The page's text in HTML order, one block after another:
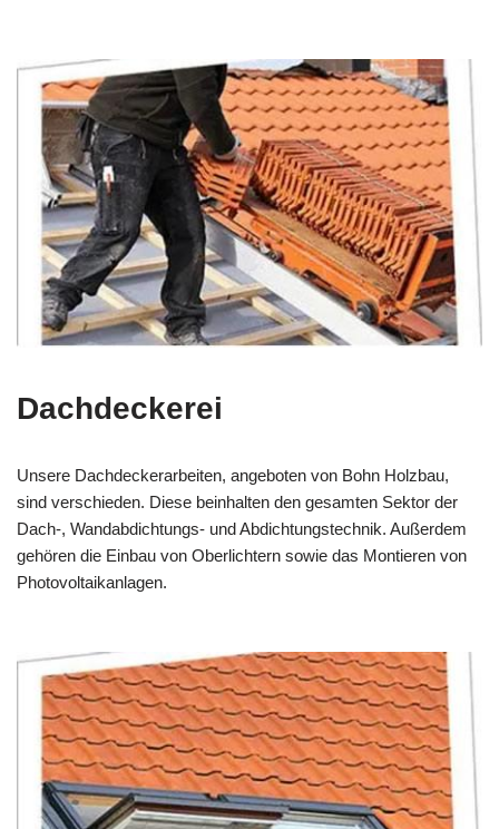
Dachdeckerei
Unsere Dachdeckerarbeiten, angeboten von Bohn Holzbau,
sind verschieden. Diese beinhalten den gesamten Sektor der
Dach-, Wandabdichtungs- und Abdichtungstechnik. Außerdem
gehören die Einbau von Oberlichtern sowie das Montieren von
Photovoltaikanlagen.